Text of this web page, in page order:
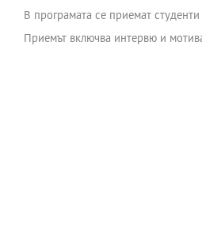
В програмата се приемат
Приемът включва интервю и